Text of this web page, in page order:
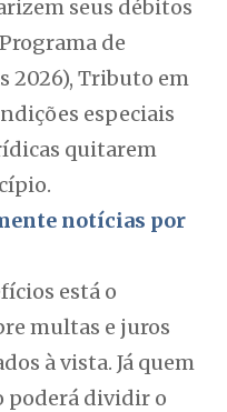
seus débitos
de
2026), Tributo em
especiais
quitarem
notícias por
está o
multas e juros
à vista. Já quem
poderá dividir o